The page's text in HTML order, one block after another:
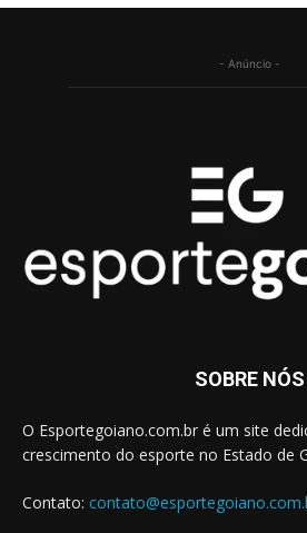
- Anúncio -
SOBRE NÓS
O Esportegoiano.com.br é um site
crescimento do esporte no Estado de
Contato: